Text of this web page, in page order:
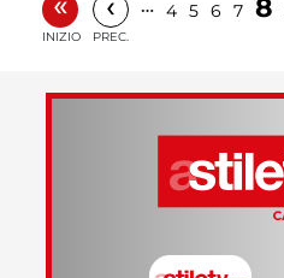
INIZIO PREC.
… 4 5 6 7 8